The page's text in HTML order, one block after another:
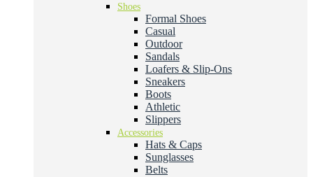
Shoes
Formal Shoes
Casual
Outdoor
Sandals
Loafers & Slip-Ons
Sneakers
Boots
Athletic
Slippers
Accessories
Hats & Caps
Sunglasses
Belts